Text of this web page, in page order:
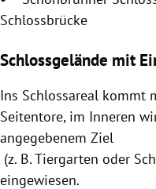
Schlossbrücke
Schlossgelände mit
Ins Schlossareal kommt
Seitentore, im Inneren
angegebenem Ziel
(z. B. Tiergarten oder
eingewiesen.